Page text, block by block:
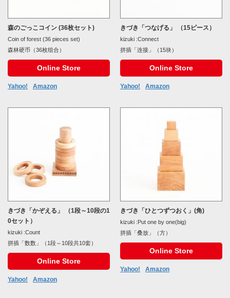
森のごっこコイン (36枚セット)
Coin of forest (36 pieces set)
森林硬币（36枚组合）
Online Store
Yahoo! Amazon
きづき「つなげる」 （15ピース）
kizuki :Connect
拼插「连接」（15块）
Online Store
Yahoo! Amazon
きづき「かぞえる」 （1段～10段の1
0セット）
kizuki :Count
拼插「数数」（1段～10段共10套）
Online Store
Yahoo! Amazon
きづき「ひとつずつおく」(角)
kizuki :Put one by one(big)
拼插「叠放」（方）
Online Store
Yahoo! Amazon